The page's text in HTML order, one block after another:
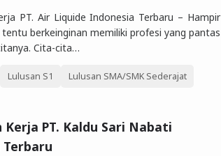
PT. Air Liquide Indonesia Terbaru – Hampir
berkeinginan memiliki profesi yang pantas
Cita-cita…
Lulusan S1 Lulusan SMA/SMK Sederajat
Kerja PT. Kaldu Sari Nabati